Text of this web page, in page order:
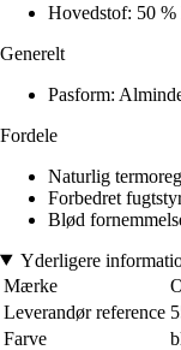
Hovedstof: 50
Generelt
Pasform:
Fordele
Naturlig
Forbedret
Blød
Yderligere
Mærke
Leverandør reference
Farve